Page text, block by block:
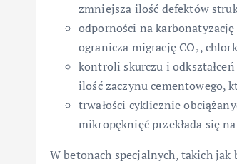
zmniejsza ilość defektów
odporności na
ogranicza migrację CO₂,
kontroli skurczu i
ilość zaczynu cementowego,
trwałości cyklicznie
mikropęknięć przekłada się
W betonach specjalnych, takich